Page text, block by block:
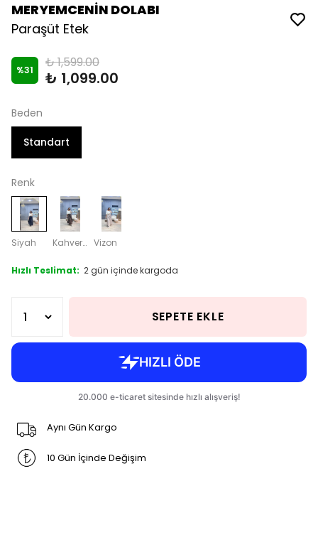
MERYEMCENİN DOLABI
Paraşüt Etek
%31 ₺ 1,599.00
₺ 1,099.00
Beden
Standart
Renk
Siyah Kahverengi Vizon
Hızlı Teslimat: 2 gün içinde kargoda
SEPETE EKLE
Aynı Gün Kargo
10 Gün İçinde Değişim